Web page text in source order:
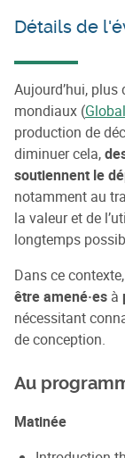
Détails de
Aujourd’hui,
mondiaux (
production de
diminuer cela,
soutiennent le
notamment au
la valeur et de
longtemps
Dans ce contexte,
être amené·es à
nécessitant
de conception.
Au
Matinée